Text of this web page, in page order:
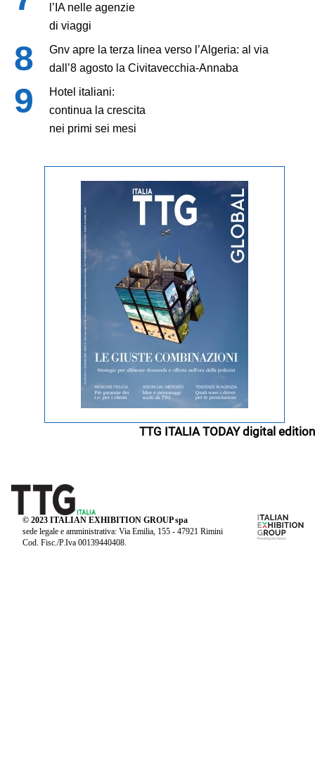
l’IA nelle agenzie
di viaggi
Gnv apre la terza linea verso l’Algeria: al via
dall’8 agosto la Civitavecchia-Annaba
Hotel italiani:
continua la crescita
nei primi sei mesi
TTG ITALIA TODAY digital edition
© 2023 ITALIAN EXHIBITION GROUP spa
sede legale e amministrativa: Via Emilia, 155 - 47921 Rimini
Cod. Fisc./P.Iva 00139440408.